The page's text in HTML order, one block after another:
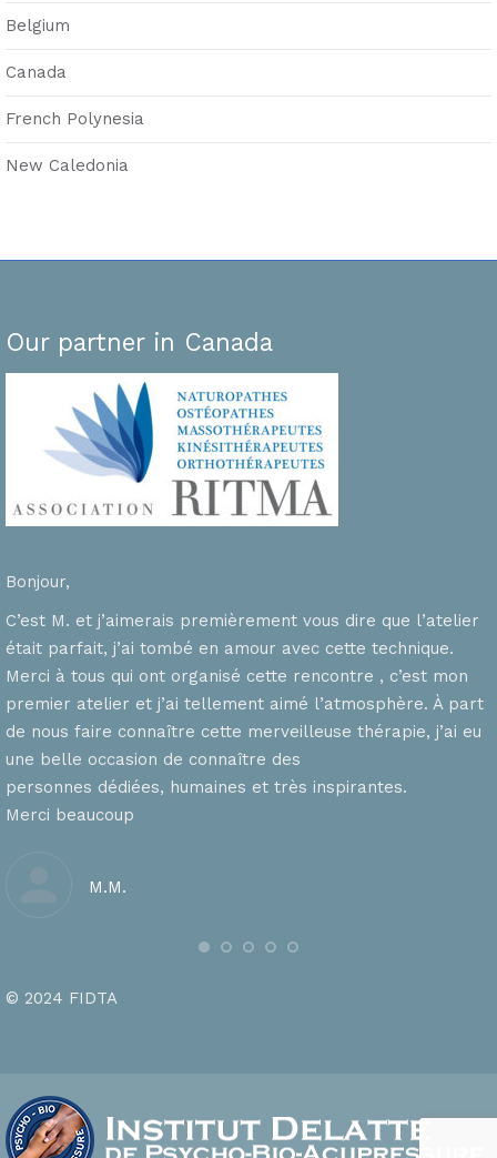
Belgium
Canada
French Polynesia
New Caledonia
Our partner in Canada
Bonjour,
C’est M. et j’aimerais premièrement vous dire que l’atelier
était parfait, j’ai tombé en amour avec cette technique.
Merci à tous qui ont organisé cette rencontre , c’est mon
premier atelier et j’ai tellement aimé l’atmosphère. À part
de nous faire connaître cette merveilleuse thérapie, j’ai eu
une belle occasion de connaître des
personnes dédiées, humaines et très inspirantes.
Merci beaucoup
M.M.
© 2024 FIDTA